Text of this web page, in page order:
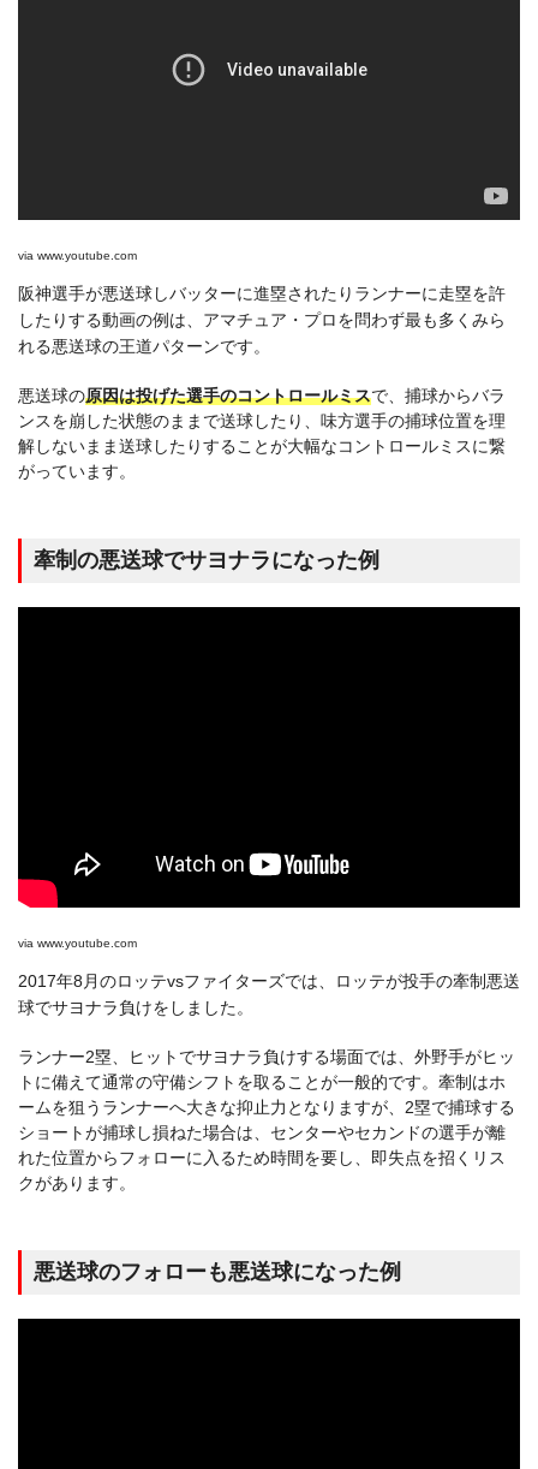
via www.youtube.com
阪神選手が悪送球しバッターに進塁されたりランナーに走塁を許
したりする動画の例は、アマチュア・プロを問わず最も多くみら
れる悪送球の王道パターンです。
悪送球の原因は投げた選手のコントロールミスで、捕球からバラ
ンスを崩した状態のままで送球したり、味方選手の捕球位置を理
解しないまま送球したりすることが大幅なコントロールミスに繋
がっています。
牽制の悪送球でサヨナラになった例
via www.youtube.com
2017年8月のロッテvsファイターズでは、ロッテが投手の牽制悪送
球でサヨナラ負けをしました。
ランナー2塁、ヒットでサヨナラ負けする場面では、外野手がヒッ
トに備えて通常の守備シフトを取ることが一般的です。牽制はホ
ームを狙うランナーへ大きな抑止力となりますが、2塁で捕球する
ショートが捕球し損ねた場合は、センターやセカンドの選手が離
れた位置からフォローに入るため時間を要し、即失点を招くリス
クがあります。
悪送球のフォローも悪送球になった例